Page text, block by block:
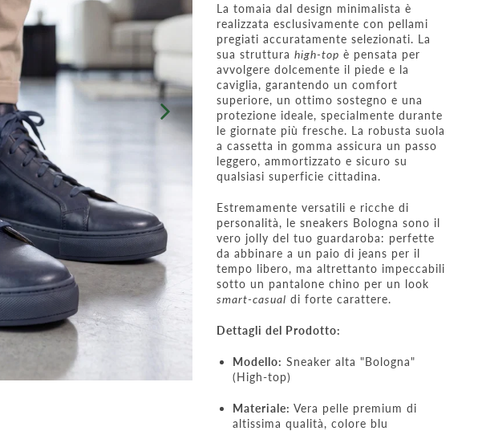
La tomaia dal design minimalista è
realizzata esclusivamente con pellami
pregiati accuratamente selezionati. La
sua struttura high-top è pensata per
avvolgere dolcemente il piede e la
caviglia, garantendo un comfort
superiore, un ottimo sostegno e una
protezione ideale, specialmente durante
le giornate più fresche. La robusta suola
a cassetta in gomma assicura un passo
leggero, ammortizzato e sicuro su
qualsiasi superficie cittadina.
Estremamente versatili e ricche di
personalità, le sneakers Bologna sono il
vero jolly del tuo guardaroba: perfette
da abbinare a un paio di jeans per il
tempo libero, ma altrettanto impeccabili
sotto un pantalone chino per un look
smart-casual di forte carattere.
Dettagli del Prodotto:
Modello: Sneaker alta "Bologna"
(High-top)
Materiale: Vera pelle premium di
altissima qualità, colore blu